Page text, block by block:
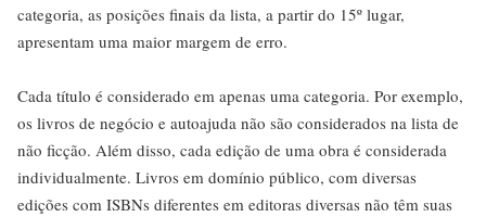
categoria, as posições finais da lista, a partir do 15º lugar,
apresentam uma maior margem de erro.
Cada título é considerado em apenas uma categoria. Por exemplo,
os livros de negócio e autoajuda não são considerados na lista de
não ficção. Além disso, cada edição de uma obra é considerada
individualmente. Livros em domínio público, com diversas
edições com ISBNs diferentes em editoras diversas não têm suas